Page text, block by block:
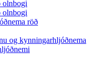
olnbogi
olnbogi
röð
og kynningarhljóðnema